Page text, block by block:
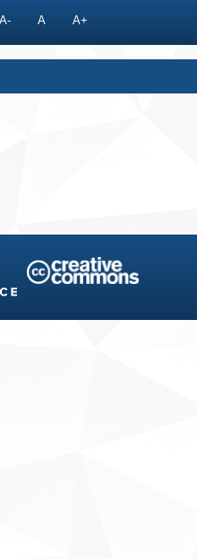
A- A A+